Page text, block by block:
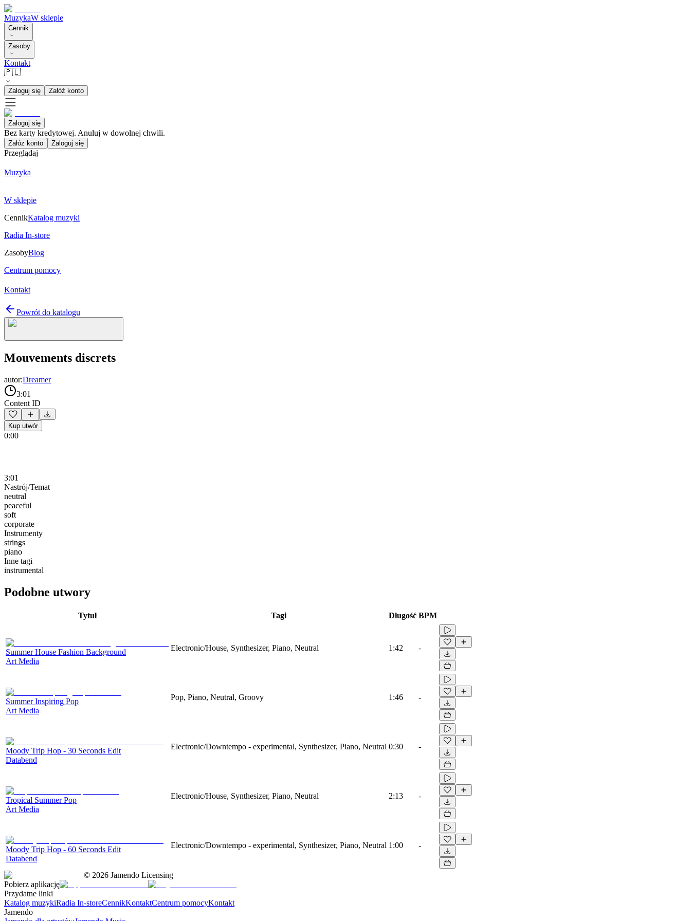
MuzykaW sklepie
Cennik
Zasoby
Kontakt
🇵🇱
Zaloguj się Załóż konto
Zaloguj się
Bez karty kredytowej. Anuluj w dowolnej chwili.
Załóż konto Zaloguj się
Przeglądaj
Muzyka
W sklepie
CennikKatalog muzyki
Radia In-store
ZasobyBlog
Centrum pomocy
Kontakt
Powrót do katalogu
Mouvements discrets
autor:Dreamer
3:01
Content ID
Kup utwór
0:00
3:01
Nastrój/Temat
neutral
peaceful
soft
corporate
Instrumenty
strings
piano
Inne tagi
instrumental
Podobne utwory
Tytuł Tagi Długość BPM
Summer House Fashion Background
Art Media
Electronic/House, Synthesizer, Piano, Neutral 1:42 -
Summer Inspiring Pop
Art Media
Pop, Piano, Neutral, Groovy 1:46 -
Moody Trip Hop - 30 Seconds Edit
Databend
Electronic/Downtempo - experimental, Synthesizer, Piano, Neutral 0:30 -
Tropical Summer Pop
Art Media
Electronic/House, Synthesizer, Piano, Neutral 2:13 -
Moody Trip Hop - 60 Seconds Edit
Databend
Electronic/Downtempo - experimental, Synthesizer, Piano, Neutral 1:00 -
© 2026 Jamendo Licensing
Pobierz aplikację
Przydatne linki
Katalog muzykiRadia In-storeCennikKontaktCentrum pomocyKontakt
Jamendo